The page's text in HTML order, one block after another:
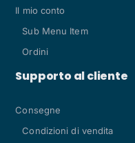
Il mio conto
Sub Menu Item
Ordini
Supporto al cliente
Consegne
Condizioni di vendita